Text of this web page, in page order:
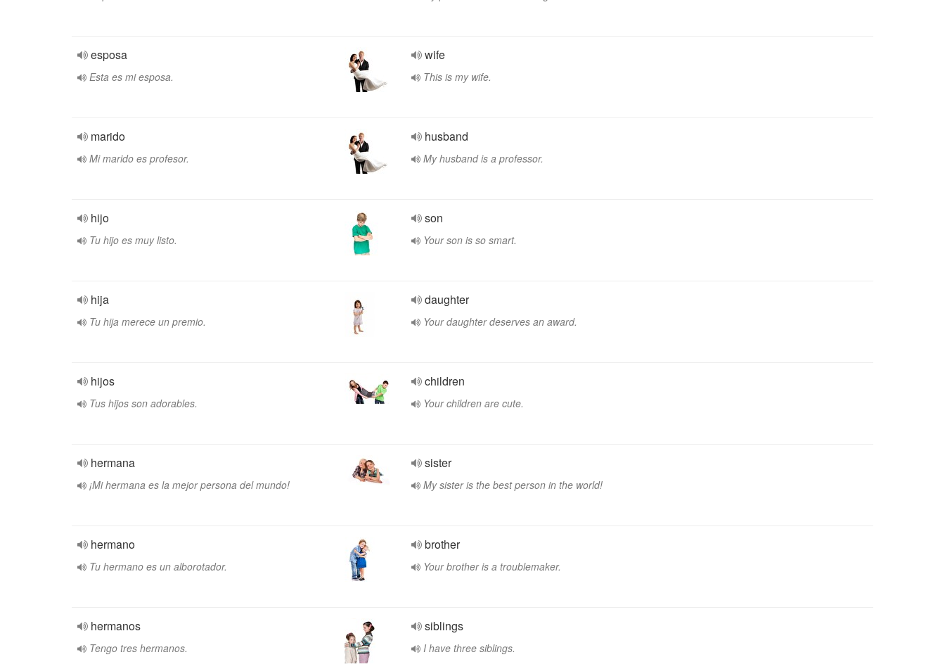
esposa
Esta es mi esposa.
wife
This is my wife.
marido
Mi marido es profesor.
husband
My husband is a professor.
hijo
Tu hijo es muy listo.
son
Your son is so smart.
hija
Tu hija merece un premio.
daughter
Your daughter deserves an award.
hijos
Tus hijos son adorables.
children
Your children are cute.
hermana
¡Mi hermana es la mejor persona del mundo!
sister
My sister is the best person in the world!
hermano
Tu hermano es un alborotador.
brother
Your brother is a troublemaker.
hermanos
Tengo tres hermanos.
siblings
I have three siblings.